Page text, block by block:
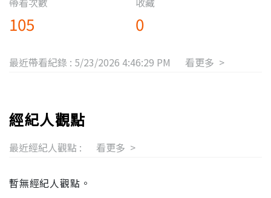
105 0
最近帶看紀錄 : 5/23/2026 4:46:29 PM 看更多 >
經紀人觀點
最近經紀人觀點 : 看更多 >
暫無經紀人觀點。